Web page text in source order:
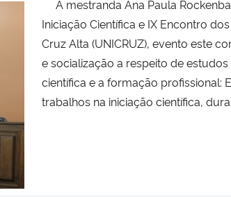
A mestranda Ana Paula
Iniciação Científica e IX Encontro
Cruz Alta (UNICRUZ), evento este
e socialização a respeito de
científica e a formação profissional:
trabalhos na iniciação científica,